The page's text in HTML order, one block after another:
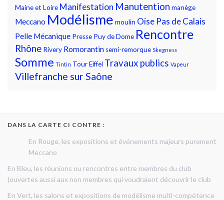
Maine et Loire Manifestation Manutention manège
Meccano Modélisme moulin Oise Pas de Calais
Pelle Mécanique Presse Puy de Dome Rencontre
Rhône Rivery Romorantin semi-remorque Skegness
Somme Tintin Tour Eiffel Travaux publics Vapeur
Villefranche sur Saône
DANS LA CARTE CI CONTRE :
En Rouge, les expositions et événements majeurs purement
Meccano
En Bleu, les réunions ou rencontres entre membres du club
(ouvertes aussi aux non membres qui voudraient découvrir le club
En Vert, les salons et expositions de modélisme multi-compétence